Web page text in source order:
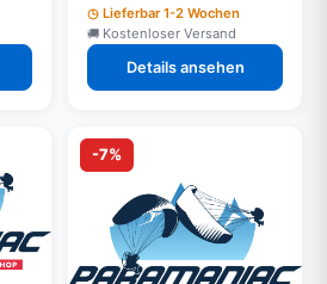
Lieferbar 1-2 Wochen
Kostenloser Versand
Details ansehen
-7%